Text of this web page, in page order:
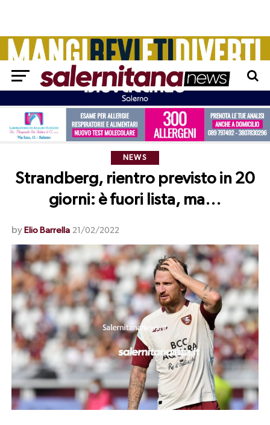
NEWS
Strandberg, rientro previsto in 20
giorni: è fuori lista, ma…
by Elio Barrella 21/02/2022